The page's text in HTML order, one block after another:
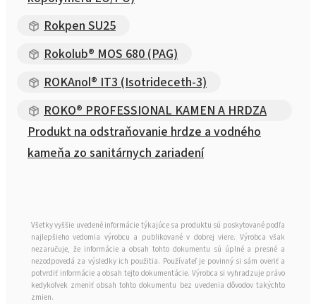
Rokpen SU25
Rokolub® MOS 680 (PAG)
ROKAnol® IT3 (Isotrideceth-3)
ROKO® PROFESSIONAL KAMEN A HRDZA
Produkt na odstraňovanie hrdze a vodného
kameňa zo sanitárnych zariadení
Všetky vyššie uvedené informácie týkajúce sa produktu sú poskytované podľa
najlepšieho vedomia výrobcu a publikované v dobrej viere. Výrobca však
nezaručuje, že informácie a obsah tohto dokumentu sú úplné a presné a
nezodpovedá za výsledky ich použitia. Používateľ je povinný si sám overiť a
potvrdiť informácie a obsah tejto dokumentácie. Výrobca si vyhradzuje právo
kedykoľvek zmeniť obsah tohto dokumentu bez uvedenia dôvodov takýchto
zmien.